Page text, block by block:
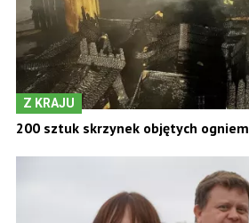
Z KRAJU
200 sztuk skrzynek objętych ogniem